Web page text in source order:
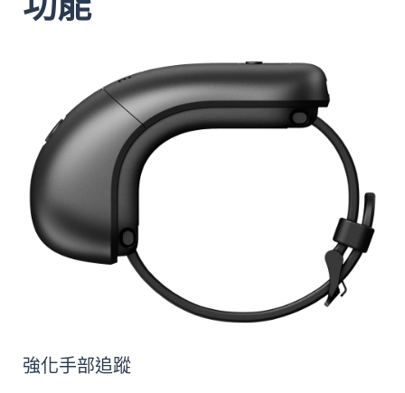
強化手部追蹤